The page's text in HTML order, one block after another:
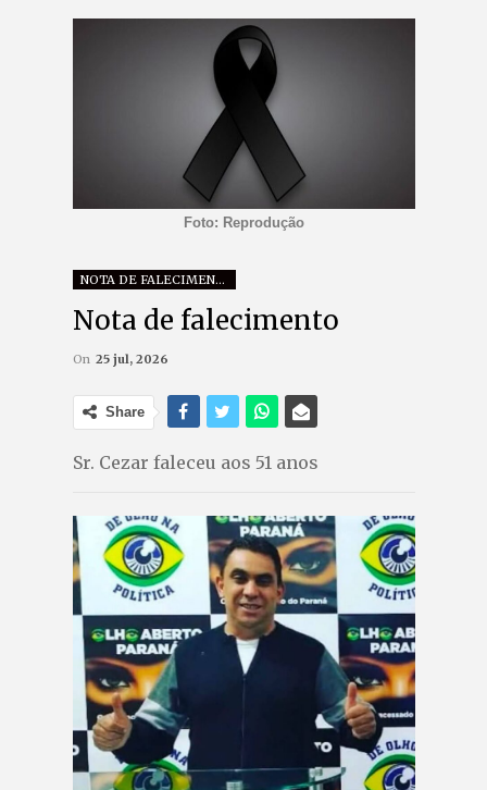
Foto: Reprodução
NOTA DE FALECIMENTO
Nota de falecimento
On 25 jul, 2026
Share
Sr. Cezar faleceu aos 51 anos